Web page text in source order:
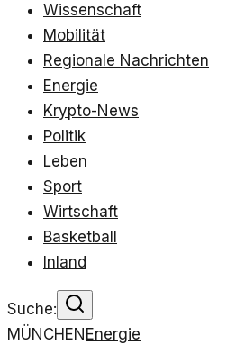
Wissenschaft
Mobilität
Regionale Nachrichten
Energie
Krypto-News
Politik
Leben
Sport
Wirtschaft
Basketball
Inland
Suche:
MÜNCHEN Energie